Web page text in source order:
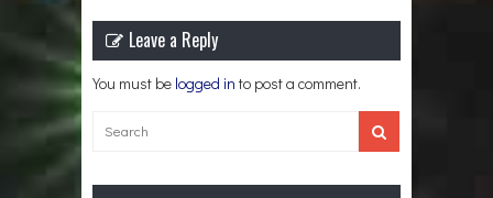
Leave a Reply
You must be logged in to post a comment.